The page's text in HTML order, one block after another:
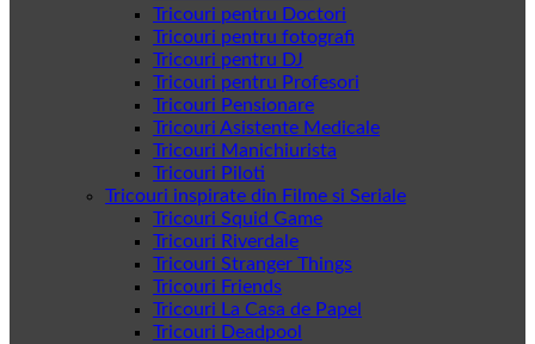
Tricouri pentru Doctori
Tricouri pentru fotografi
Tricouri pentru DJ
Tricouri pentru Profesori
Tricouri Pensionare
Tricouri Asistente Medicale
Tricouri Manichiurista
Tricouri Piloti
Tricouri inspirate din Filme si Seriale
Tricouri Squid Game
Tricouri Riverdale
Tricouri Stranger Things
Tricouri Friends
Tricouri La Casa de Papel
Tricouri Deadpool